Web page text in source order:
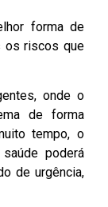
forma de
os riscos que
onde o
de forma
tempo, o
poderá
de urgência,